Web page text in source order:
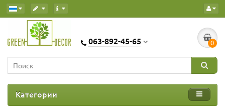
063-892-45-65 0
Категории